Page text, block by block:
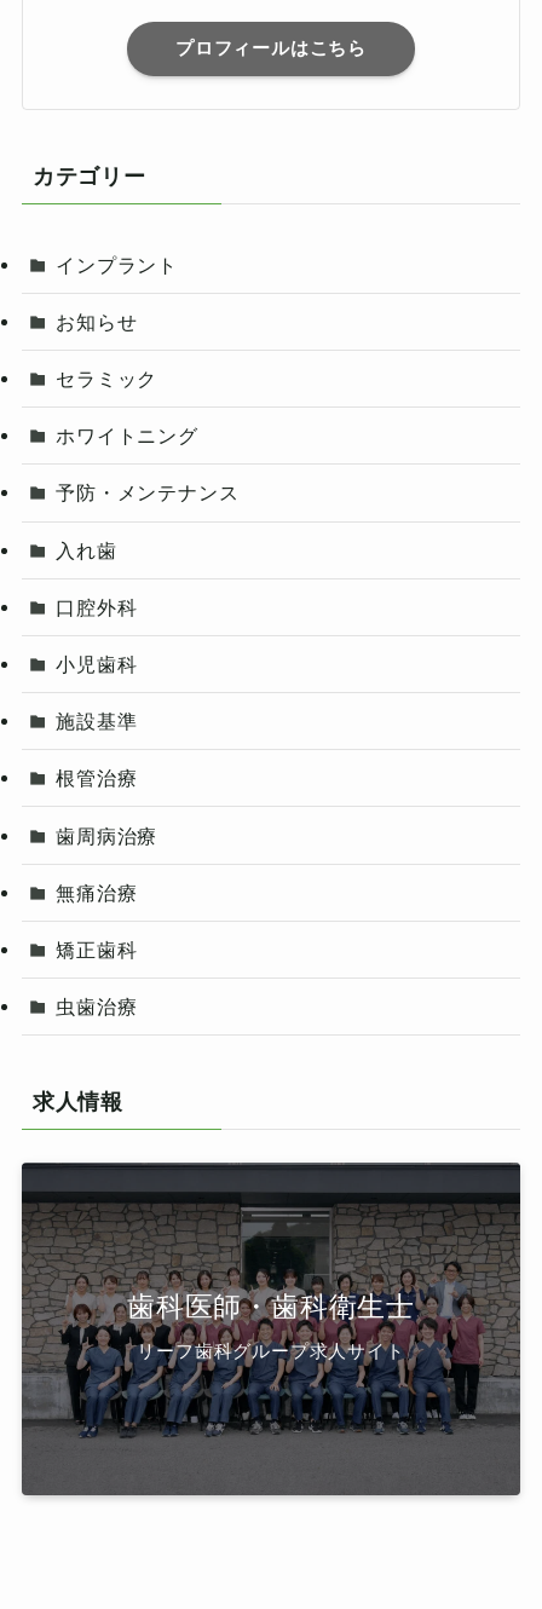
プロフィールはこちら
カテゴリー
インプラント
お知らせ
セラミック
ホワイトニング
予防・メンテナンス
入れ歯
口腔外科
小児歯科
施設基準
根管治療
歯周病治療
無痛治療
矯正歯科
虫歯治療
求人情報
歯科医師・歯科衛生士
リーフ歯科グループ求人サイト